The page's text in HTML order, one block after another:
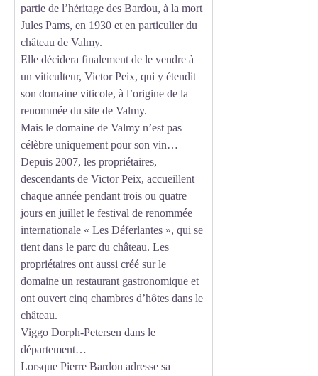
partie de l’héritage des Bardou, à la mort
Jules Pams, en 1930 et en particulier du
château de Valmy.
Elle décidera finalement de le vendre à
un viticulteur, Victor Peix, qui y étendit
son domaine viticole, à l’origine de la
renommée du site de Valmy.
Mais le domaine de Valmy n’est pas
célèbre uniquement pour son vin…
Depuis 2007, les propriétaires,
descendants de Victor Peix, accueillent
chaque année pendant trois ou quatre
jours en juillet le festival de renommée
internationale « Les Déferlantes », qui se
tient dans le parc du château. Les
propriétaires ont aussi créé sur le
domaine un restaurant gastronomique et
ont ouvert cinq chambres d’hôtes dans le
château.
Viggo Dorph-Petersen dans le
département…
Lorsque Pierre Bardou adresse sa